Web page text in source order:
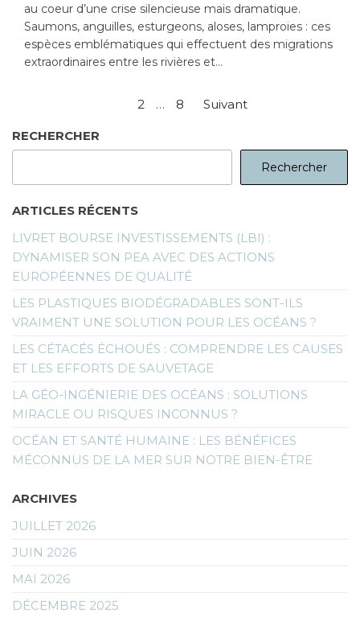
au coeur d’une crise silencieuse mais dramatique.
Saumons, anguilles, esturgeons, aloses, lamproies : ces
espèces emblématiques qui effectuent des migrations
extraordinaires entre les rivières et…
Pagination
des
publications
2 … 8 Suivant
RECHERCHER
Rechercher
ARTICLES RÉCENTS
LIVRET BOURSE INVESTISSEMENTS (LBI) :
DYNAMISER SON PEA AVEC DES ACTIONS
EUROPÉENNES DE QUALITÉ
LES PLASTIQUES BIODÉGRADABLES SONT-ILS
VRAIMENT UNE SOLUTION POUR LES OCÉANS ?
LES CÉTACÉS ÉCHOUÉS : COMPRENDRE LES CAUSES
ET LES EFFORTS DE SAUVETAGE
LA GÉO-INGÉNIERIE DES OCÉANS : SOLUTIONS
MIRACLE OU RISQUES INCONNUS ?
OCÉAN ET SANTÉ HUMAINE : LES BÉNÉFICES
MÉCONNUS DE LA MER SUR NOTRE BIEN-ÊTRE
ARCHIVES
JUILLET 2026
JUIN 2026
MAI 2026
DÉCEMBRE 2025